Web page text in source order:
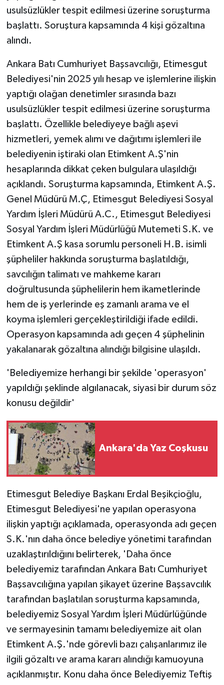
usulsüzlükler tespit edilmesi üzerine soruşturma
başlattı. Soruştura kapsamında 4 kişi gözaltına
alındı.
Ankara Batı Cumhuriyet Başsavcılığı, Etimesgut
Belediyesi'nin 2025 yılı hesap ve işlemlerine ilişkin
yaptığı olağan denetimler sırasında bazı
usulsüzlükler tespit edilmesi üzerine soruşturma
başlattı. Özellikle belediyeye bağlı aşevi
hizmetleri, yemek alımı ve dağıtımı işlemleri ile
belediyenin iştiraki olan Etimkent A.Ş'nin
hesaplarında dikkat çeken bulgulara ulaşıldığı
açıklandı. Soruşturma kapsamında, Etimkent A.Ş.
Genel Müdürü M.Ç, Etimesgut Belediyesi Sosyal
Yardım İşleri Müdürü A.C., Etimesgut Belediyesi
Sosyal Yardım İşleri Müdürlüğü Mutemeti S.K. ve
Etimkent A.Ş kasa sorumlu personeli H.B. isimli
şüpheliler hakkında soruşturma başlatıldığı,
savcılığın talimatı ve mahkeme kararı
doğrultusunda şüphelilerin hem ikametlerinde
hem de iş yerlerinde eş zamanlı arama ve el
koyma işlemleri gerçekleştirildiği ifade edildi.
Operasyon kapsamında adı geçen 4 şüphelinin
yakalanarak gözaltına alındığı bilgisine ulaşıldı.
'Belediyemize herhangi bir şekilde 'operasyon'
yapıldığı şeklinde algılanacak, siyasi bir durum söz
konusu değildir'
Ankara'da Yaz Coşkusu
Etimesgut Belediye Başkanı Erdal Beşikçioğlu,
Etimesgut Belediyesi'ne yapılan operasyona
ilişkin yaptığı açıklamada, operasyonda adı geçen
S.K.'nın daha önce belediye yönetimi tarafından
uzaklaştırıldığını belirterek, 'Daha önce
belediyemiz tarafından Ankara Batı Cumhuriyet
Başsavcılığına yapılan şikayet üzerine Başsavcılık
tarafından başlatılan soruşturma kapsamında,
belediyemiz Sosyal Yardım İşleri Müdürlüğünde
ve sermayesinin tamamı belediyemize ait olan
Etimkent A.Ş.'nde görevli bazı çalışanlarımız ile
ilgili gözaltı ve arama kararı alındığı kamuoyuna
açıklanmıştır. Konu daha önce Belediyemiz Teftiş